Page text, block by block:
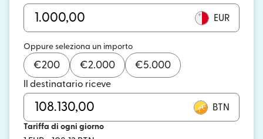
EUR
Oppure seleziona un importo
€200 €2.000 €5.000
Il destinatario riceve
BTN
Tariffa di ogni giorno